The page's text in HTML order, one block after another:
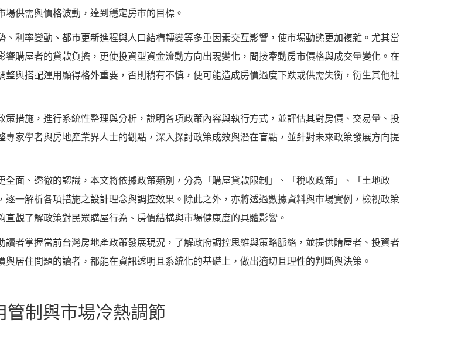
供需與價格波動，達到穩定房市的目標。
、利率變動、都市更新進程與人口結構轉變等多重因素交互影響，使市場動態更加複雜。尤其當
響購屋者的貸款負擔，更使投資型資金流動方向出現變化，間接牽動房市價格與成交量變化。在
與搭配運用顯得格外重要，否則稍有不慎，便可能造成房價過度下跌或供需失衡，衍生其他社
措施，進行系統性整理與分析，說明各項政策內容與執行方式，並評估其對房價、交易量、投
家學者與房地產業界人士的觀點，深入探討政策成效與潛在盲點，並針對未來政策發展方向提
全面、透徹的認識，本文將依據政策類別，分為「購屋貸款限制」、「稅收政策」、「土地政
逐一解析各項措施之設計理念與調控效果。除此之外，亦將透過數據資料與市場實例，檢視政策
觀了解政策對民眾購屋行為、房價結構與市場健康度的具體影響。
讀者掌握當前台灣房地產政策發展現況，了解政府調控思維與策略脈絡，並提供購屋者、投資者
居住問題的讀者，都能在資訊透明且系統化的基礎上，做出適切且理性的判斷與決策。
管制與市場冷熱調節